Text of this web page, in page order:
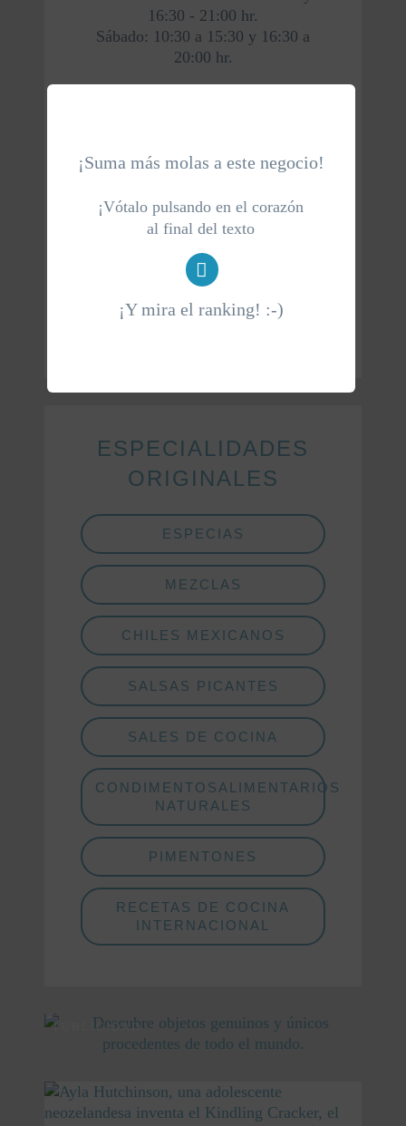
16:30 - 21:00 hr.
Sábado: 10:30 a 15:30 y 16:30 a
20:00 hr.
ESPECIALIDADES
ORIGINALES
ESPECIAS
MEZCLAS
CHILES MEXICANOS
SALSAS PICANTES
SALES DE COCINA
CONDIMENTOSALIMENTARIOS
NATURALES
PIMENTONES
RECETAS DE COCINA
INTERNACIONAL
PUBLICIDAD
¡Suma más molas a este negocio!
¡Vótalo pulsando en el corazón
al final del texto
¡Y mira el ranking! :-)